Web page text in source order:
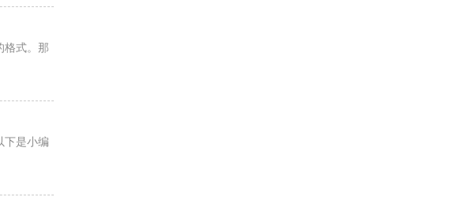
格式。那
下是小编